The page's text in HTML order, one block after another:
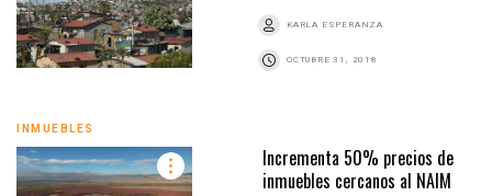
KARLA ESPERANZA
OCTUBRE 31, 2018
INMUEBLES
Incrementa 50% precios de
inmuebles cercanos al NAIM